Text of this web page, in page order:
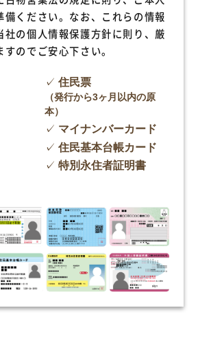
備ください。なお、これらの情報
社の個人情報保護方針に則り、厳
のでご安心下さい。
住民票
（発行から3ヶ月以内の原
本）
マイナンバーカード
住民基本台帳カード
特別永住者証明書